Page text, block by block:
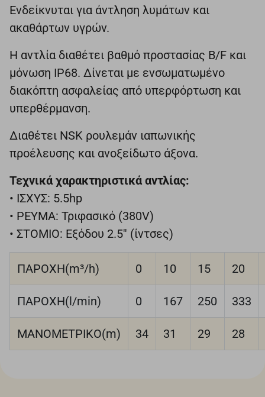
Ενδείκνυται για άντληση λυμάτων και
ακαθάρτων υγρών.
Η αντλία διαθέτει βαθμό προστασίας Β/F και
μόνωση ΙΡ68. Δίνεται με ενσωματωμένο
διακόπτη ασφαλείας από υπερφόρτωση και
υπερθέρμανση.
Διαθέτει NSK ρουλεμάν ιαπωνικής
προέλευσης και ανοξείδωτο άξονα.
Τεχνικά χαρακτηριστικά αντλίας:
• ΙΣΧΥΣ: 5.5hp
• ΡΕΥΜΑ: Τριφασικό (380V)
• ΣΤΟΜΙΟ: Εξόδου 2.5'' (ίντσες)
ΠΑΡΟΧΗ(m³/h) 0 10 15 20
ΠΑΡΟΧΗ(l/min) 0 167 250 333
ΜΑΝΟΜΕΤΡΙΚΟ(m) 34 31 29 28